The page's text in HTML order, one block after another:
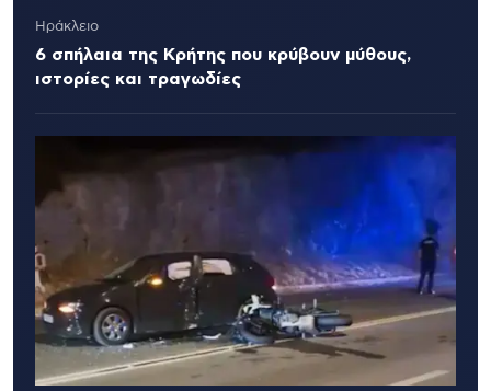
Ηράκλειο
6 σπήλαια της Κρήτης που κρύβουν μύθους,
ιστορίες και τραγωδίες